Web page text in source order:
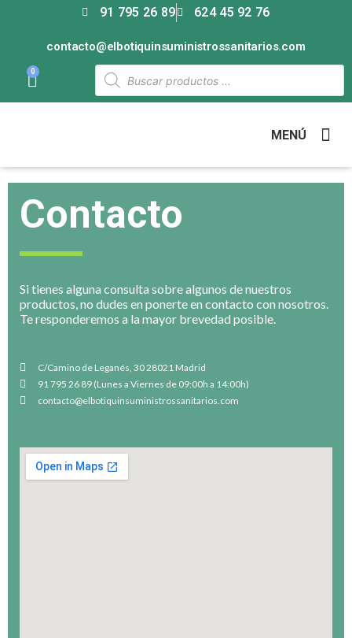
91 795 26 89 624 45 92 76
contacto@elbotiquinsuministrossanitarios.com
0
MENÚ
Contacto
Si tienes alguna consulta sobre algunos de nuestros
productos, no dudes en ponerte en contacto con nosotros.
Te responderemos a la mayor brevedad posible.
C/Camino de Leganés, 30 28021 Madrid
91 795 26 89 (Lunes a Viernes de 09:00h a 14:00h)
contacto@elbotiquinsuministrossanitarios.com